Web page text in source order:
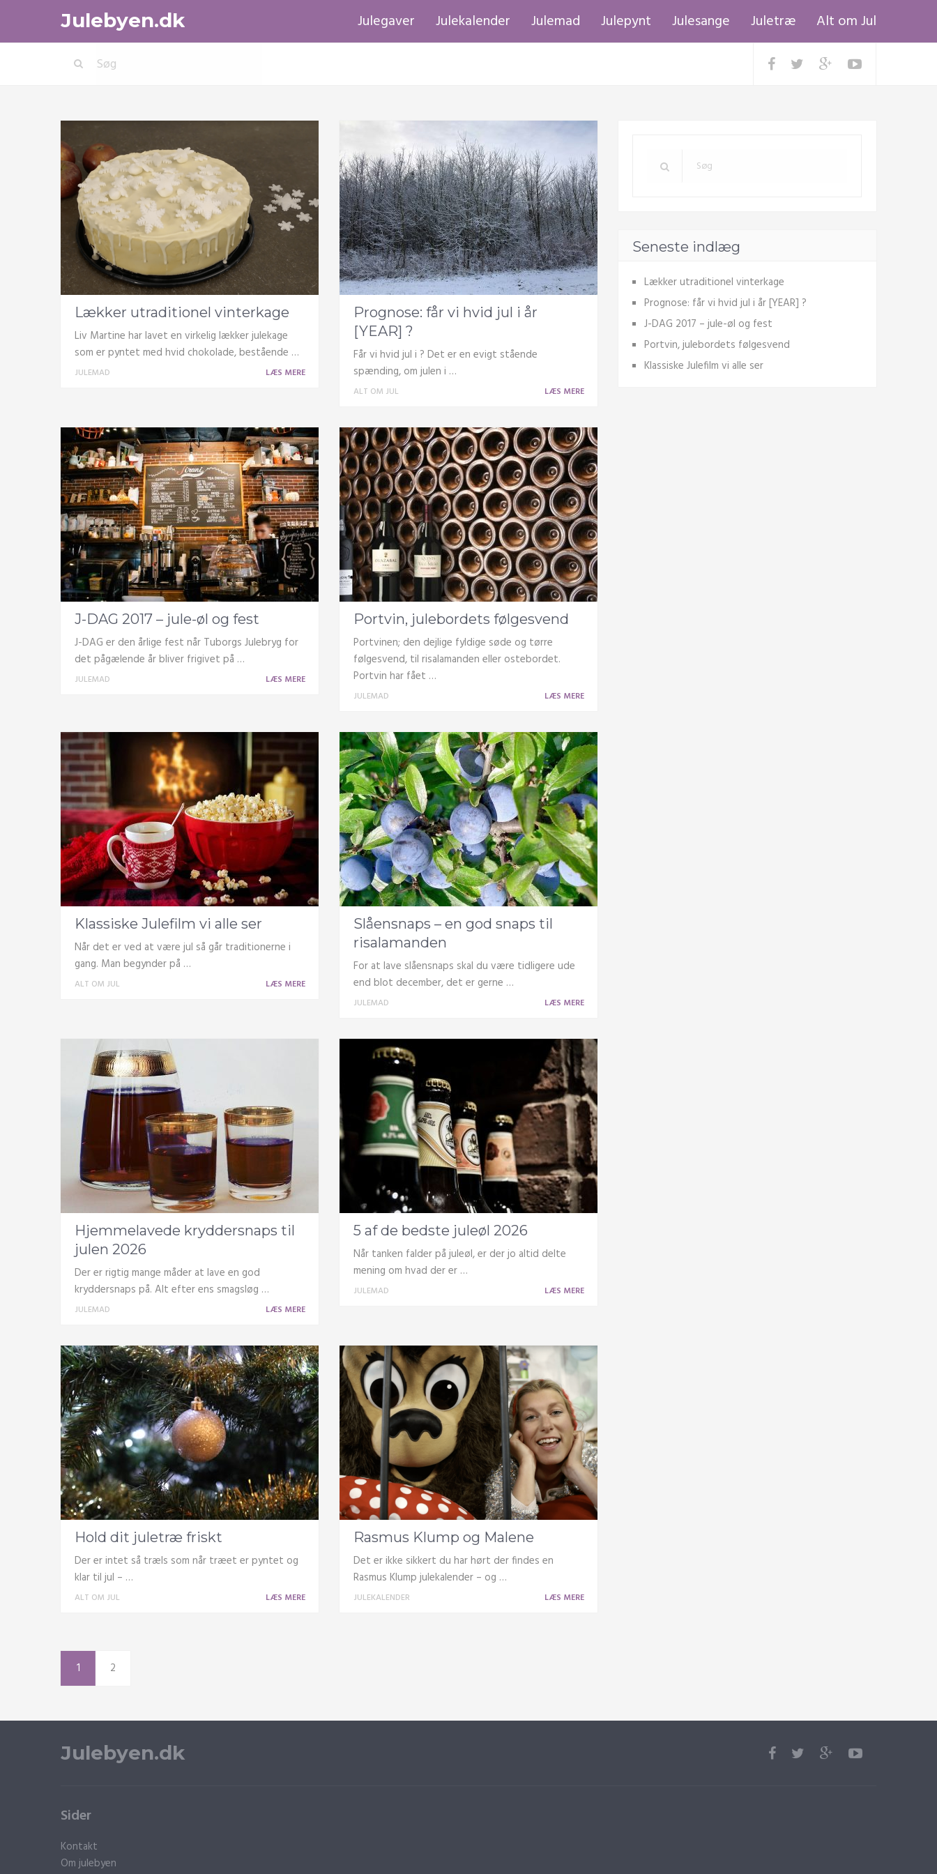
Julebyen.dk Julegaver Julekalender Julemad Julepynt Julesange Juletræ Alt om Jul
Lækker utraditionel vinterkage
Liv Martine har lavet en virkelig lækker julekage
som er pyntet med hvid chokolade, bestående …
JULEMAD LÆS MERE
Prognose: får vi hvid jul i år
[YEAR] ?
Får vi hvid jul i ? Det er en evigt stående
spænding, om julen i …
ALT OM JUL LÆS MERE
J-DAG 2017 – jule-øl og fest
J-DAG er den årlige fest når Tuborgs Julebryg for
det pågælende år bliver frigivet på …
JULEMAD LÆS MERE
Portvin, julebordets følgesvend
Portvinen; den dejlige fyldige søde og tørre
følgesvend, til risalamanden eller ostebordet.
Portvin har fået …
JULEMAD LÆS MERE
Klassiske Julefilm vi alle ser
Når det er ved at være jul så går traditionerne i
gang. Man begynder på …
ALT OM JUL LÆS MERE
Slåensnaps – en god snaps til
risalamanden
For at lave slåensnaps skal du være tidligere ude
end blot december, det er gerne …
JULEMAD LÆS MERE
Hjemmelavede kryddersnaps til
julen 2026
Der er rigtig mange måder at lave en god
kryddersnaps på. Alt efter ens smagsløg …
JULEMAD LÆS MERE
5 af de bedste juleøl 2026
Når tanken falder på juleøl, er der jo altid delte
mening om hvad der er …
JULEMAD LÆS MERE
Hold dit juletræ friskt
Der er intet så træls som når træet er pyntet og
klar til jul – …
ALT OM JUL LÆS MERE
Rasmus Klump og Malene
Det er ikke sikkert du har hørt der findes en
Rasmus Klump julekalender – og …
JULEKALENDER LÆS MERE
1 2
Seneste indlæg
Lækker utraditionel vinterkage
Prognose: får vi hvid jul i år [YEAR] ?
J-DAG 2017 – jule-øl og fest
Portvin, julebordets følgesvend
Klassiske Julefilm vi alle ser
Julebyen.dk
Sider
Kontakt
Om julebyen